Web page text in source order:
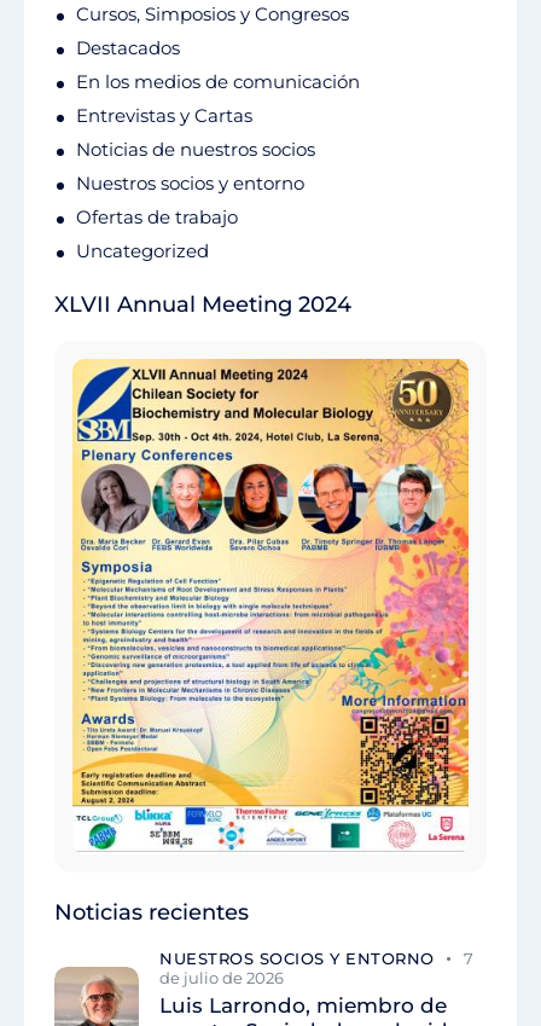
Cursos, Simposios y Congresos
Destacados
En los medios de comunicación
Entrevistas y Cartas
Noticias de nuestros socios
Nuestros socios y entorno
Ofertas de trabajo
Uncategorized
XLVII Annual Meeting 2024
Noticias recientes
NUESTROS SOCIOS Y ENTORNO
7
de julio de 2026
Luis Larrondo, miembro de